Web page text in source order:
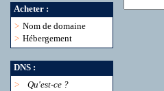
Acheter :
> Nom de domaine
> Hébergement
DNS :
>
Qu'est-ce ?